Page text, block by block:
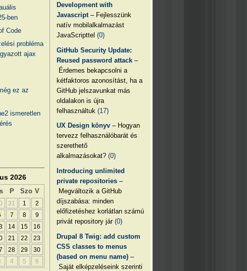
Development with
Javascript – Fejlesszünk
natív mobilalkalmazást
JavaScripttel(0)
GitHub Security Update:
Reused password attack –
Érdemes bekapcsolni a
kétfaktoros azonosítást, ha a
GitHub jelszavunkat más
oldalakon is újra
felhasználtuk(17)
UX Design könyv – Hogyan
tervezz felhasználóbarát és
szerethető
alkalmazásokat?(0)
Introducing unlimited
private repositories –
Megváltozik a GitHub
díjszabása: minden
előfizetéshez korlátlan számú
privát repository jár(0)
Drupal 8 Twig: add custom
CSS classes to menus
(based on menu name) –
Saját elképzeléseink szerinti
ben
Code
probléma
ajax
ez az
ismeretlen
2026
P Szo V
31 1
2
7 8
9
14 15
16
21 22
23
28 29
30
4 5 6